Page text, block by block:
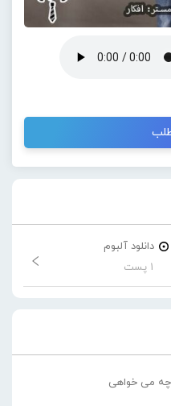
دانلود آلبوم
1 پست
چه می خواهی